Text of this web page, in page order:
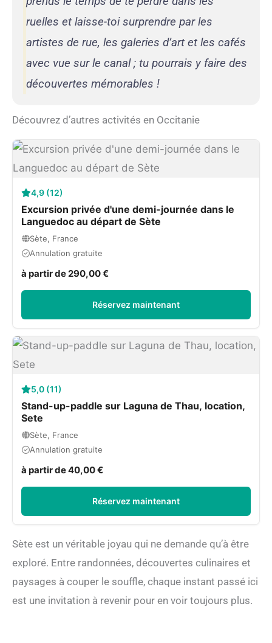
ruelles et laisse-toi surprendre par les
artistes de rue, les galeries d’art et les cafés
avec vue sur le canal ; tu pourrais y faire des
découvertes mémorables !
Découvrez d’autres activités en Occitanie
4,9 (12)
Excursion privée d'une demi-journée dans le
Languedoc au départ de Sète
Sète, France
Annulation gratuite
à partir de 290,00 €
Réservez maintenant
5,0 (11)
Stand-up-paddle sur Laguna de Thau, location,
Sete
Sète, France
Annulation gratuite
à partir de 40,00 €
Réservez maintenant
Sète est un véritable joyau qui ne demande qu’à être
exploré. Entre randonnées, découvertes culinaires et
paysages à couper le souffle, chaque instant passé ici
est une invitation à revenir pour en voir toujours plus.